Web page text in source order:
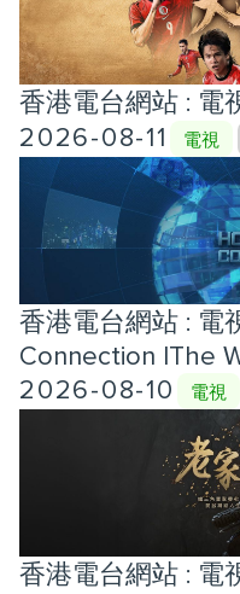
香港電台網站 : 電
2026-08-11
電視
香港電台網站 : 電
Connection |The
2026-08-10
電視
香港電台網站 : 電